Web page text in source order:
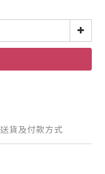
送貨及付款方式